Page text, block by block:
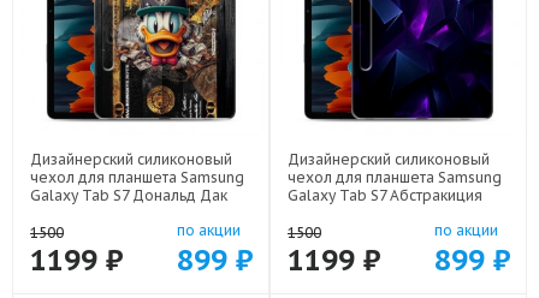
Дизайнерский силиконовый
чехол для планшета Samsung
Galaxy Tab S7 Дональд Дак
1500
1199 ₽
по акции
899 ₽
Дизайнерский силиконовый
чехол для планшета Samsung
Galaxy Tab S7 Абстракиция
1500
1199 ₽
по акции
899 ₽